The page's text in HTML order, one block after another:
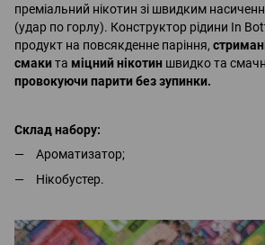
преміальний нікотин зі швидким
(удар по горлу). Конструктор рідини In
продукт на повсякденне паріння,
смакита міцний нікотин швидко та
провокуючи парити без зупинки.
Склад набору:
Ароматизатор;
Нікобустер.